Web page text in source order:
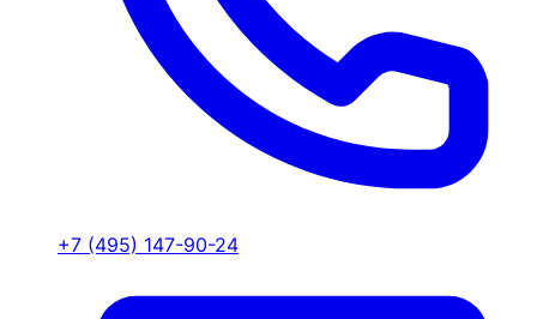
+7 (495) 147-90-24